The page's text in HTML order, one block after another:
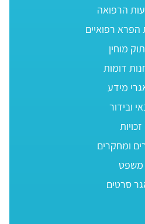
הרפואה
הפרא רפואיים
מוחין
דומות
מידע
ובידור
זכויות
ומחקרים
משפט
סרטים